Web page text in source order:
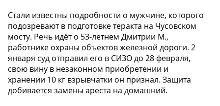
Стали известны подробности о мужчине, которого
подозревают в подготовке теракта на Чусовском
мосту. Речь идёт о 53-летнем Дмитрии М.,
работнике охраны объектов железной дороги. 2
января суд отправил его в СИЗО до 28 февраля,
свою вину в незаконном приобретении и
хранении 10 кг взрывчатки он признал. Защита
добивается замены ареста на домашний.